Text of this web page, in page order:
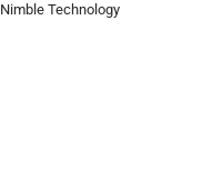
Nimble Technology